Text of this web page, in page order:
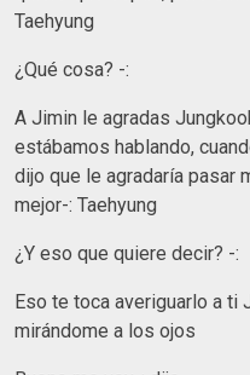
Taehyung
¿Qué cosa? -:
A Jimin le agradas
estábamos hablando,
dijo que le agradaría pasar
mejor-: Taehyung
¿Y eso que quiere decir? -:
Eso te toca averiguarlo a ti
mirándome a los ojos